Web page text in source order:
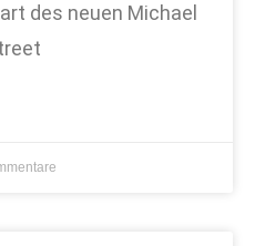
des neuen Michael